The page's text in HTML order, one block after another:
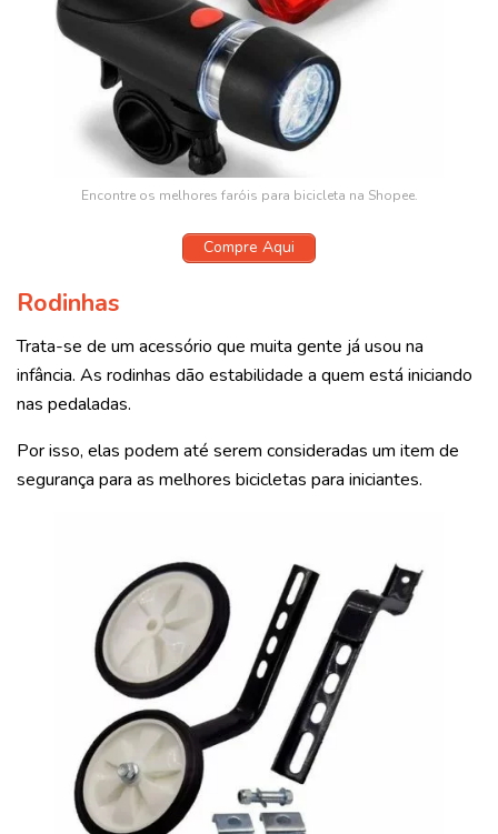
Encontre os melhores faróis para bicicleta na Shopee.
Compre Aqui
Rodinhas
Trata-se de um acessório que muita gente já usou na
infância. As rodinhas dão estabilidade a quem está iniciando
nas pedaladas.
Por isso, elas podem até serem consideradas um item de
segurança para as melhores bicicletas para iniciantes.